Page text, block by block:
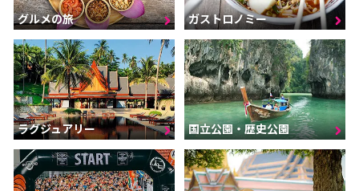
グルメの旅 ガストロノミー
ラグジュアリー 国立公園・歴史公園